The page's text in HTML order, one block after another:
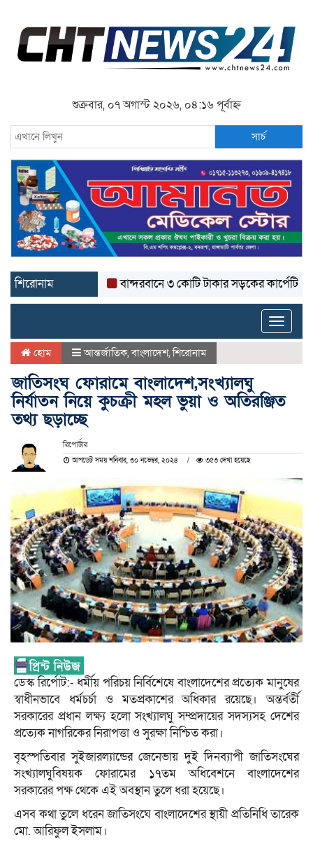
শুক্রবার, ০৭ অগাস্ট ২০২৬, ০৪:১৬ পূর্বাহ্ন
সার্চ
শিরোনাম বান্দরবানে ৩ কোটি টাকার সড়কের কার্পেটিং উঠে
Toggle
হোম আন্তর্জাতিক,বাংলাদেশ,শিরোনাম
জাতিসংঘ ফোরামে বাংলাদেশ,সংখ্যালঘু
নির্যাতন নিয়ে কুচক্রী মহল ভুয়া ও অতিরঞ্জিত
তথ্য ছড়াচ্ছে
রিপোর্টার
আপডেট সময় শনিবার, ৩০ নভেম্বর, ২০২৪ ৩৫৩ দেখা হয়েছে
ডেস্ক রির্পোট:- ধর্মীয় পরিচয় নির্বিশেষে বাংলাদেশের প্রত্যেক মানুষের
স্বাধীনভাবে ধর্মচর্চা ও মতপ্রকাশের অধিকার রয়েছে। অন্তর্বর্তী
সরকারের প্রধান লক্ষ্য হলো সংখ্যালঘু সম্প্রদায়ের সদস্যসহ দেশের
প্রত্যেক নাগরিকের নিরাপত্তা ও সুরক্ষা নিশ্চিত করা।
বৃহস্পতিবার সুইজারল্যান্ডের জেনেভায় দুই দিনব্যাপী জাতিসংঘের
সংখ্যালঘুবিষয়ক ফোরামের ১৭তম অধিবেশনে বাংলাদেশের
সরকারের পক্ষ থেকে এই অবস্থান তুলে ধরা হয়েছে।
এসব কথা তুলে ধরেন জাতিসংঘে বাংলাদেশের স্থায়ী প্রতিনিধি তারেক
মো. আরিফুল ইসলাম।